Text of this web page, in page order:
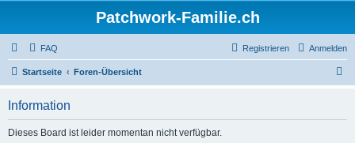
Patchwork-Familie.ch
FAQ Anmelden
Registrieren
Startseite Foren-Übersicht
Information
Dieses Board ist leider momentan nicht verfügbar.